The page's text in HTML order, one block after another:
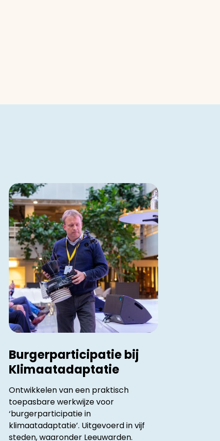
Burgerparticipatie bij
Klimaatadaptatie
Ontwikkelen van een praktisch
toepasbare werkwijze voor
‘burgerparticipatie in
klimaatadaptatie’. Uitgevoerd in vijf
steden, waaronder Leeuwarden.